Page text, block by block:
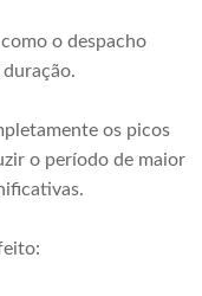
o despacho
os picos
o período de maior